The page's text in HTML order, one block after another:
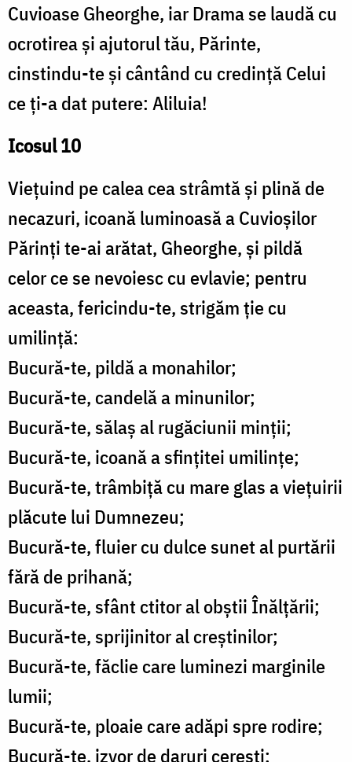
Cuvioase Gheorghe, iar Drama se laudă cu
ocrotirea și ajutorul tău, Părinte,
cinstindu-te și cântând cu credință Celui
ce ți-a dat putere: Aliluia!
Icosul 10
Viețuind pe calea cea strâmtă și plină de
necazuri, icoană luminoasă a Cuvioșilor
Părinți te-ai arătat, Gheorghe, și pildă
celor ce se nevoiesc cu evlavie; pentru
aceasta, fericindu-te, strigăm ție cu
umilință:
Bucură-te, pildă a monahilor;
Bucură-te, candelă a minunilor;
Bucură-te, sălaș al rugăciunii minții;
Bucură-te, icoană a sfințitei umilințe;
Bucură-te, trâmbiță cu mare glas a viețuirii
plăcute lui Dumnezeu;
Bucură-te, fluier cu dulce sunet al purtării
fără de prihană;
Bucură-te, sfânt ctitor al obștii Înălțării;
Bucură-te, sprijinitor al creștinilor;
Bucură-te, făclie care luminezi marginile
lumii;
Bucură-te, ploaie care adăpi spre rodire;
Bucură-te, izvor de daruri cerești;